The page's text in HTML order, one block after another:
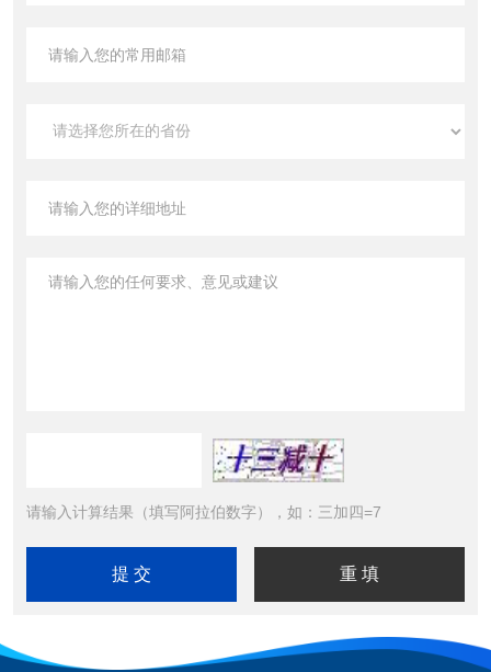
请输入计算结果（填写阿拉伯数字），如：三加四=7